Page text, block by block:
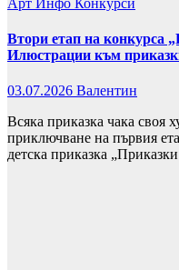
Втори етап на конкурса
Илюстрации към
03.07.2026 Валентин
Всяка приказка чака своя
приключване на първия
детска приказка